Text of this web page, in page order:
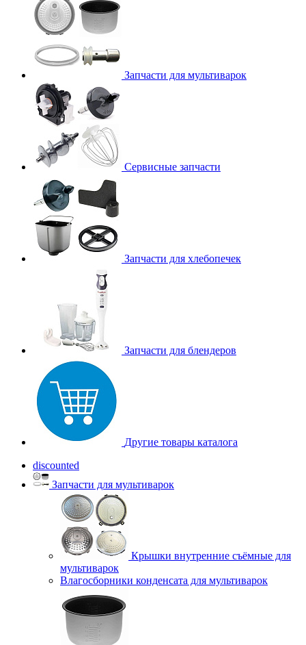
Запчасти для мультиварок
Сервисные запчасти
Запчасти для хлебопечек
Запчасти для блендеров
Другие товары каталога
discounted
Запчасти для мультиварок
Крышки внутренние съёмные для
мультиварок
Влагосборники конденсата для мультиварок